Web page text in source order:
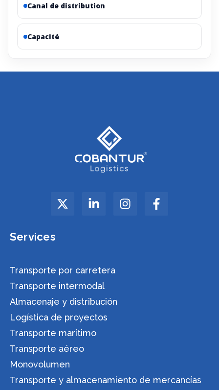
Canal de distribution
Capacité
Services
Transporte por carretera
Transporte intermodal
Almacenaje y distribución
Logística de proyectos
Transporte marítimo
Transporte aéreo
Monovolumen
Transporte y almacenamiento de mercancías